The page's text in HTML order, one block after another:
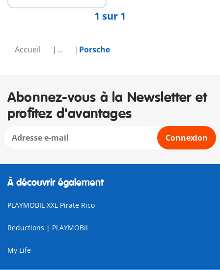
Accueil ... Porsche
1 sur 1
Abonnez-vous à la Newsletter et
profitez d'avantages
Connexion
À découvrir également
PLAYMOBIL XXL Pirate Rico
Reductions | PLAYMOBIL
My Life